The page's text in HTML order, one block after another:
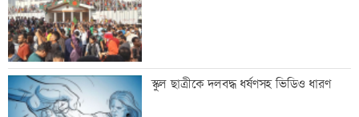
সিঙ্গাপুর থেকে এক কার্গো এলএনজি কিনবে
সরকার
স্কুল ছাত্রীকে দলবদ্ধ ধর্ষণসহ ভিডিও ধারণ